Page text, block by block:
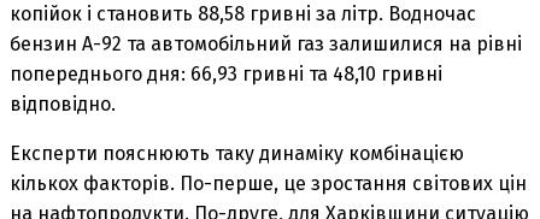
копійок і становить 88,58 гривні за літр. Водночас
бензин А-92 та автомобільний газ залишилися на рівні
попереднього дня: 66,93 гривні та 48,10 гривні
відповідно.
Експерти пояснюють таку динаміку комбінацією
кількох факторів. По-перше, це зростання світових цін
на нафтопродукти. По-друге, для Харківщини ситуацію